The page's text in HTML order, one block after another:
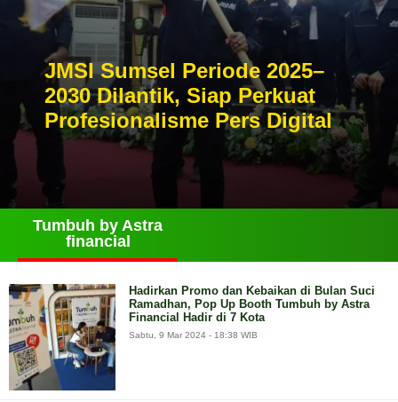
JMSI Sumsel Periode 2025–
2030 Dilantik, Siap Perkuat
Profesionalisme Pers Digital
Tumbuh by Astra
financial
Hadirkan Promo dan Kebaikan di Bulan Suci
Ramadhan, Pop Up Booth Tumbuh by Astra
Financial Hadir di 7 Kota
Sabtu, 9 Mar 2024 - 18:38 WIB